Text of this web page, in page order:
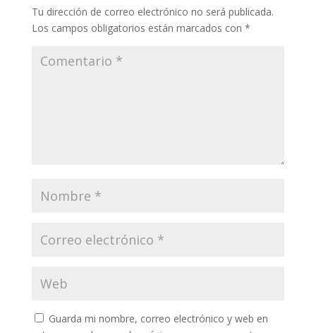
Tu dirección de correo electrónico no será publicada.
Los campos obligatorios están marcados con *
Guarda mi nombre, correo electrónico y web en